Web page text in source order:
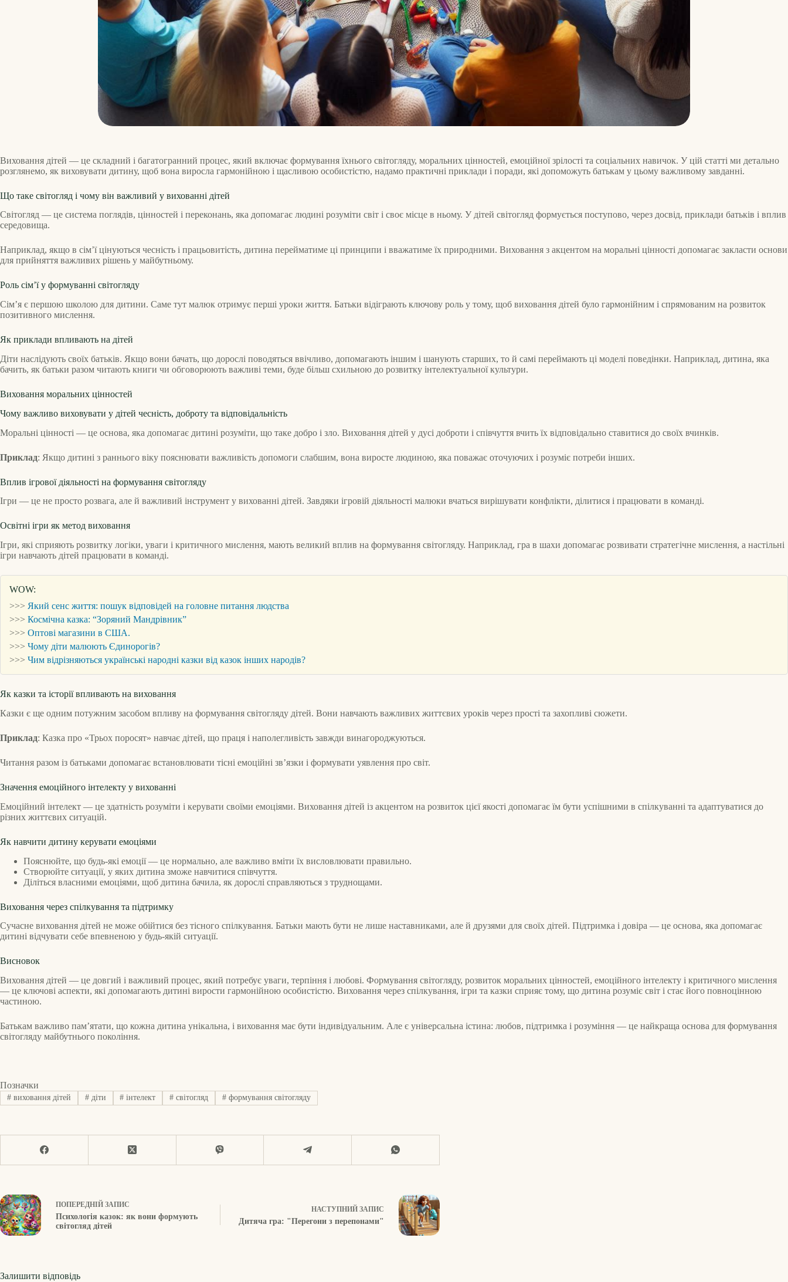
Виховання дітей — це складний і багатогранний процес, який включає формування їхнього світогляду, моральних цінностей, емоційної зрілості та соціальних навичок. У цій статті ми детально
розглянемо, як виховувати дитину, щоб вона виросла гармонійною і щасливою особистістю, надамо практичні приклади і поради, які допоможуть батькам у цьому важливому завданні.
Що таке світогляд і чому він важливий у вихованні дітей
Світогляд — це система поглядів, цінностей і переконань, яка допомагає людині розуміти світ і своє місце в ньому. У дітей світогляд формується поступово, через досвід, приклади батьків і вплив
середовища.
Наприклад, якщо в сім’ї цінуються чесність і працьовитість, дитина перейматиме ці принципи і вважатиме їх природними. Виховання з акцентом на моральні цінності допомагає закласти основи
для прийняття важливих рішень у майбутньому.
Роль сім’ї у формуванні світогляду
Сім’я є першою школою для дитини. Саме тут малюк отримує перші уроки життя. Батьки відіграють ключову роль у тому, щоб виховання дітей було гармонійним і спрямованим на розвиток
позитивного мислення.
Як приклади впливають на дітей
Діти наслідують своїх батьків. Якщо вони бачать, що дорослі поводяться ввічливо, допомагають іншим і шанують старших, то й самі переймають ці моделі поведінки. Наприклад, дитина, яка
бачить, як батьки разом читають книги чи обговорюють важливі теми, буде більш схильною до розвитку інтелектуальної культури.
Виховання моральних цінностей
Чому важливо виховувати у дітей чесність, доброту та відповідальність
Моральні цінності — це основа, яка допомагає дитині розуміти, що таке добро і зло. Виховання дітей у дусі доброти і співчуття вчить їх відповідально ставитися до своїх вчинків.
Приклад: Якщо дитині з раннього віку пояснювати важливість допомоги слабшим, вона виросте людиною, яка поважає оточуючих і розуміє потреби інших.
Вплив ігрової діяльності на формування світогляду
Ігри — це не просто розвага, але й важливий інструмент у вихованні дітей. Завдяки ігровій діяльності малюки вчаться вирішувати конфлікти, ділитися і працювати в команді.
Освітні ігри як метод виховання
Ігри, які сприяють розвитку логіки, уваги і критичного мислення, мають великий вплив на формування світогляду. Наприклад, гра в шахи допомагає розвивати стратегічне мислення, а настільні
ігри навчають дітей працювати в команді.
WOW:
>>> Який сенс життя: пошук відповідей на головне питання людства
>>> Космічна казка: “Зоряний Мандрівник”
>>> Оптові магазини в США.
>>> Чому діти малюють Єдинорогів?
>>> Чим відрізняються українські народні казки від казок інших народів?
Як казки та історії впливають на виховання
Казки є ще одним потужним засобом впливу на формування світогляду дітей. Вони навчають важливих життєвих уроків через прості та захопливі сюжети.
Приклад: Казка про «Трьох поросят» навчає дітей, що праця і наполегливість завжди винагороджуються.
Читання разом із батьками допомагає встановлювати тісні емоційні зв’язки і формувати уявлення про світ.
Значення емоційного інтелекту у вихованні
Емоційний інтелект — це здатність розуміти і керувати своїми емоціями. Виховання дітей із акцентом на розвиток цієї якості допомагає їм бути успішними в спілкуванні та адаптуватися до
різних життєвих ситуацій.
Як навчити дитину керувати емоціями
Пояснюйте, що будь-які емоції — це нормально, але важливо вміти їх висловлювати правильно.
Створюйте ситуації, у яких дитина зможе навчитися співчуття.
Діліться власними емоціями, щоб дитина бачила, як дорослі справляються з труднощами.
Виховання через спілкування та підтримку
Сучасне виховання дітей не може обійтися без тісного спілкування. Батьки мають бути не лише наставниками, але й друзями для своїх дітей. Підтримка і довіра — це основа, яка допомагає
дитині відчувати себе впевненою у будь-якій ситуації.
Висновок
Виховання дітей — це довгий і важливий процес, який потребує уваги, терпіння і любові. Формування світогляду, розвиток моральних цінностей, емоційного інтелекту і критичного мислення
— це ключові аспекти, які допомагають дитині вирости гармонійною особистістю. Виховання через спілкування, ігри та казки сприяє тому, що дитина розуміє світ і стає його повноцінною
частиною.
Батькам важливо пам’ятати, що кожна дитина унікальна, і виховання має бути індивідуальним. Але є універсальна істина: любов, підтримка і розуміння — це найкраща основа для формування
світогляду майбутнього покоління.
Позначки
#виховання дітей #діти # інтелект # світогляд # формування світогляду
ПОПЕРЕДНІЙ ЗАПИС
Психологія казок: як вони формують
світогляд дітей
НАСТУПНИЙ ЗАПИС
Дитяча гра: "Перегони з перепонами"
Залишити відповідь